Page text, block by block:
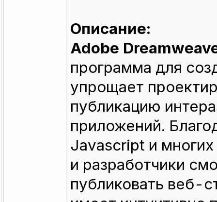
Описание:
Adobe
программа для
упрощает
публикацию
приложений.
Javascript и
и разработчики
публиковать веб-